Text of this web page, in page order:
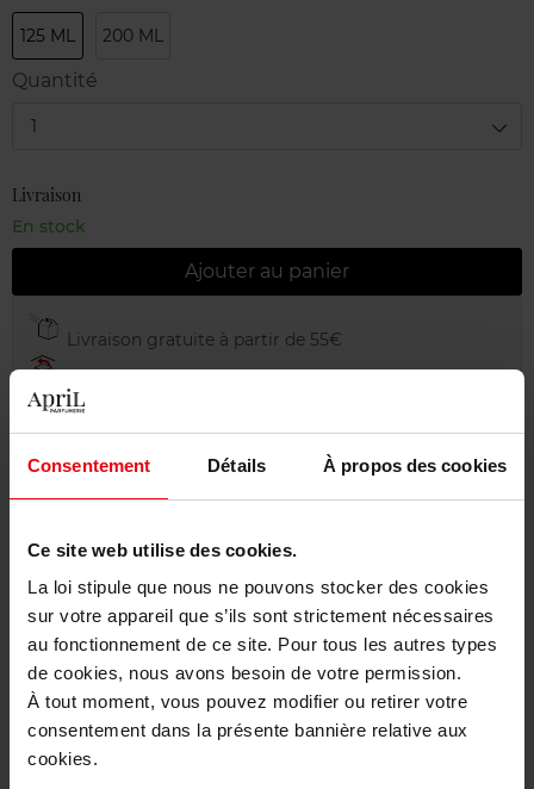
Consentement Détails À propos des cookies
Ce site web utilise des cookies.
La loi stipule que nous ne pouvons stocker des cookies
sur votre appareil que s’ils sont strictement nécessaires
au fonctionnement de ce site. Pour tous les autres types
de cookies, nous avons besoin de votre permission.
À tout moment, vous pouvez modifier ou retirer votre
consentement dans la présente bannière relative aux
cookies.
125 ML 200 ML
Quantité
1
Livraison
En stock
Ajouter au panier
Livraison gratuite à partir de 55€
Description
Conseil d'utilisation
Caractéristiques